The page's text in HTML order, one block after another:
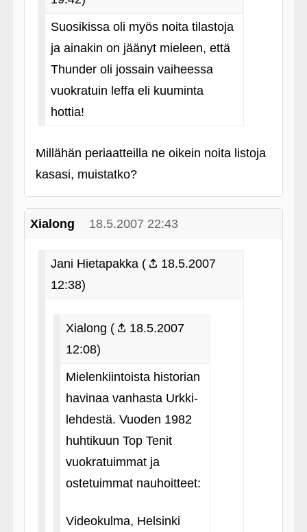
Suosikissa oli myös noita tilastoja
ja ainakin on jäänyt mieleen, että
Thunder oli jossain vaiheessa
vuokratuin leffa eli kuuminta
hottia!
Millähän periaatteilla ne oikein noita listoja
kasasi, muistatko?
Xialong 18.5.2007 22:43
Jani Hietapakka (
18.5.2007
12:38)
Xialong (
18.5.2007
12:08)
Mielenkiintoista historian
havinaa vanhasta Urkki-
lehdestä. Vuoden 1982
huhtikuun Top Tenit
vuokratuimmat ja
ostetuimmat nauhoitteet:
Videokulma, Helsinki